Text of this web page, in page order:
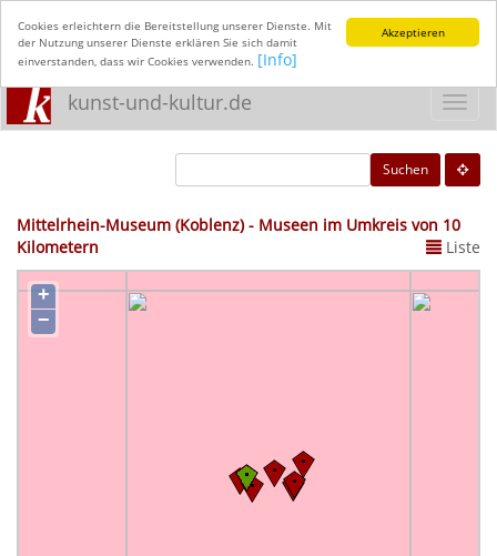
Akzeptieren
Cookies erleichtern die Bereitstellung unserer Dienste. Mit
der Nutzung unserer Dienste erklären Sie sich damit
einverstanden, dass wir Cookies verwenden. [Info]
kunst-und-kultur.de
Suchen
Mittelrhein-Museum (Koblenz) - Museen im Umkreis von 10
Kilometern
Liste
+
−